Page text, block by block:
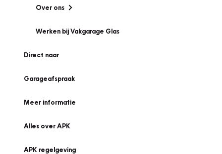
Over ons
Werken bij Vakgarage Glas
Direct naar
Garageafspraak
Meer informatie
Alles over APK
APK regelgeving